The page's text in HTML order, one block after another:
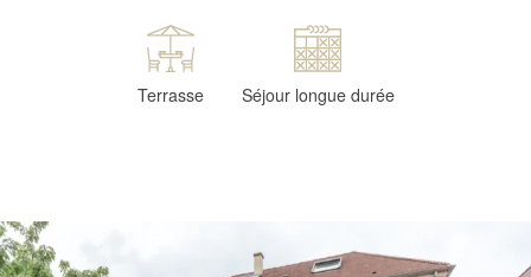
Terrasse Séjour longue durée